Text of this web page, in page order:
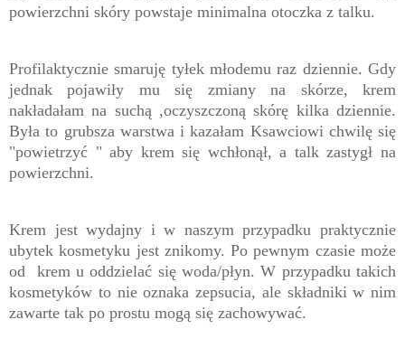
powierzchni skóry powstaje minimalna otoczka z talku.
Profilaktycznie smaruję tyłek młodemu raz dziennie. Gdy
jednak pojawiły mu się zmiany na skórze, krem
nakładałam na suchą ,oczyszczoną skórę kilka dziennie.
Była to grubsza warstwa i kazałam Ksawciowi chwilę się
"powietrzyć " aby krem się wchłonął, a talk zastygł na
powierzchni.
Krem jest wydajny i w naszym przypadku praktycznie
ubytek kosmetyku jest znikomy. Po pewnym czasie może
od krem u oddzielać się woda/płyn. W przypadku takich
kosmetyków to nie oznaka zepsucia, ale składniki w nim
zawarte tak po prostu mogą się zachowywać.